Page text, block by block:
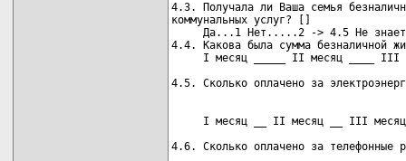
4.3. Получала ли Ваша семья
коммунальных услуг? []
Да...1 Нет.....2 -> 4.5 Не
4.4. Какова была сумма безналичной
I месяц _____ II месяц ____ III
I месяц __ II месяц __ III
4.6. Сколько оплачено за телефонные